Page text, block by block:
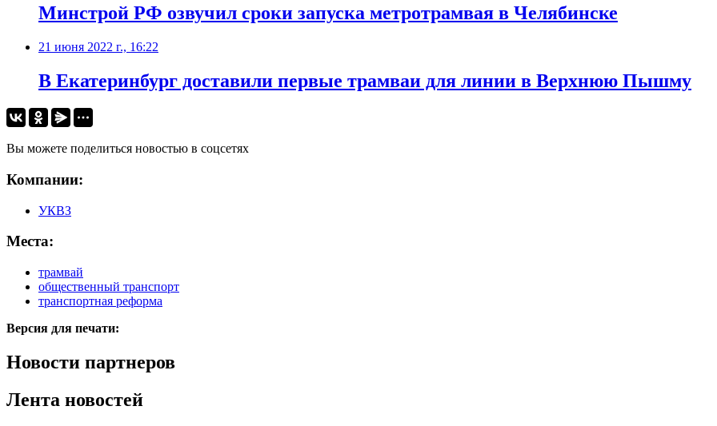
Минстрой РФ озвучил сроки запуска метротрамвая в Челябинске
21 июня 2022 г., 16:22
​В Екатеринбург доставили первые трамваи для линии в Верхнюю Пышму
Вы можете поделиться новостью в соцсетях
Компании:
УКВЗ
Места:
трамвай
общественный транспорт
транспортная реформа
Версия для печати:
Новости партнеров
Лента новостей